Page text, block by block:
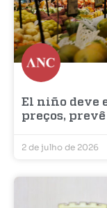
El niño deve
preços,
2 de julho de 2026